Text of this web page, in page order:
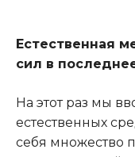
Естественная
сил в
На этот раз мы
естественных
себя множество